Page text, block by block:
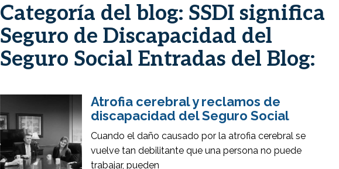
Categoría del blog: SSDI significa
Seguro de Discapacidad del
Seguro Social Entradas del Blog:
Atrofia cerebral y reclamos de
discapacidad del Seguro Social
Cuando el daño causado por la atrofia cerebral se
vuelve tan debilitante que una persona no puede
trabajar, pueden